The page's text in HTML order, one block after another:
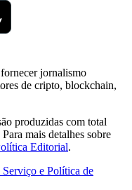
jornalismo
de cripto, blockchain,
produzidas com total
mais detalhes sobre
Editorial.
Serviço e Política de